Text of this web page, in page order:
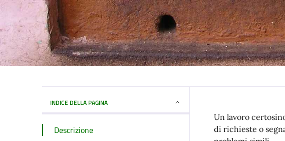
INDICE DELLA PAGINA
Descrizione
Un lavoro
di richieste o